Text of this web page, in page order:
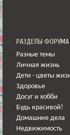
РАЗДЕЛЫ ФОРУМА
Разные темы
Личная жизнь
Дети - цветы
Здоровье
Досуг и хобби
Будь красивой!
Домашние дела
Недвижимость